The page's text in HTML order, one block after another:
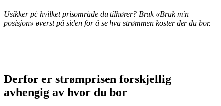
Usikker på hvilket prisområde du tilhører? Bruk «Bruk min
posisjon» øverst på siden for å se hva strømmen koster der du bor.
Derfor er strømprisen forskjellig
avhengig av hvor du bor